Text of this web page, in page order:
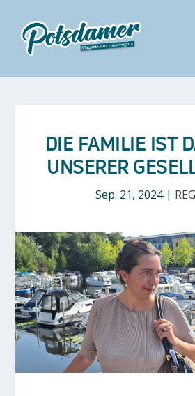
DIE FAMILIE IST
UNSERER
Sep. 21, 2024|